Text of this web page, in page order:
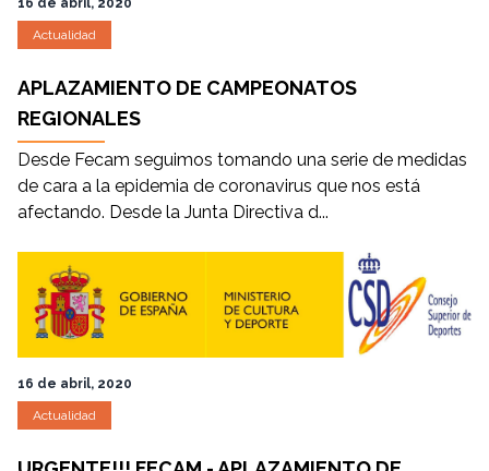
16 de abril, 2020
Actualidad
APLAZAMIENTO DE CAMPEONATOS
REGIONALES
Desde Fecam seguimos tomando una serie de medidas
de cara a la epidemia de coronavirus que nos está
afectando. Desde la Junta Directiva d...
16 de abril, 2020
Actualidad